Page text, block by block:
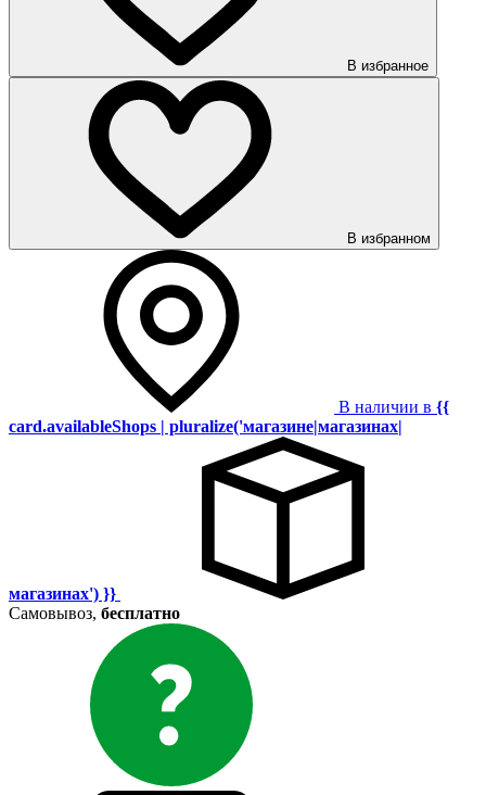
В избранное
В избранном
В наличии в {{
card.availableShops | pluralize('магазине|магазинах|
магазинах') }}
Самовывоз, бесплатно